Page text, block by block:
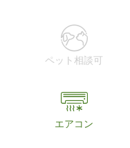
ペット相談可
エアコン